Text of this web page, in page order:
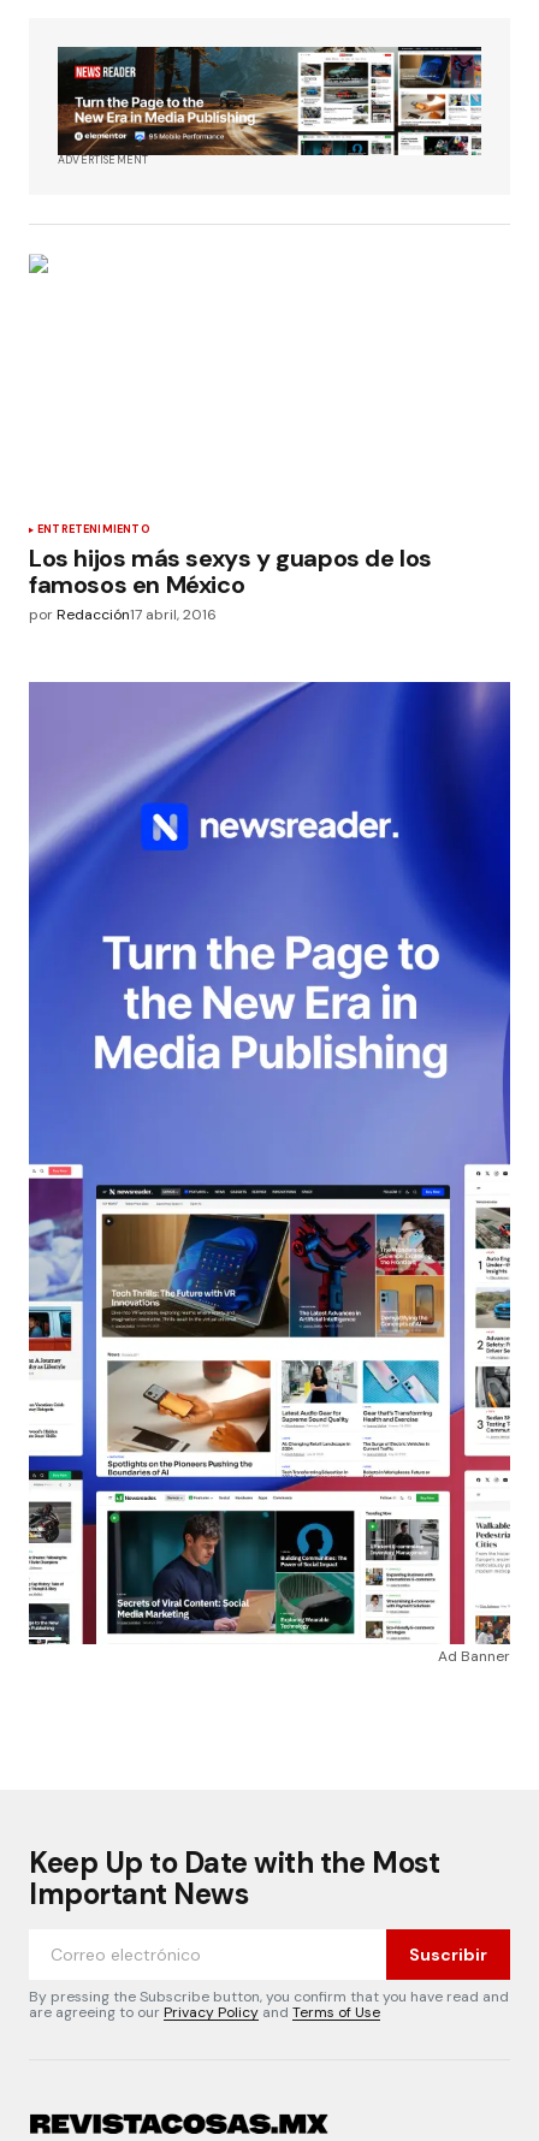
ADVERTISEMENT
ENTRETENIMIENTO
Los hijos más sexys y guapos de los
famosos en México
porRedacción17 abril, 2016
Ad Banner
Keep Up to Date with the Most
Important News
Suscribir
By pressing the Subscribe button, you confirm that you have read and
are agreeing to ourPrivacy Policy and Terms of Use